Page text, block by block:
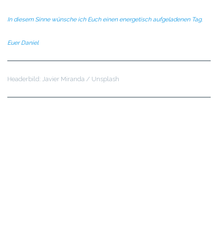
In diesem Sinne wünsche ich Euch einen energetisch aufgeladenen Tag.
Euer Daniel
Headerbild: Javier Miranda / Unsplash